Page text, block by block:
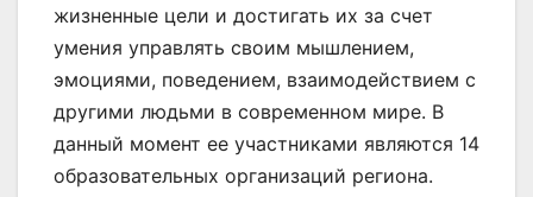
жизненные цели и достигать их за счет
умения управлять своим мышлением,
эмоциями, поведением, взаимодействием с
другими людьми в современном мире. В
данный момент ее участниками являются 14
образовательных организаций региона.